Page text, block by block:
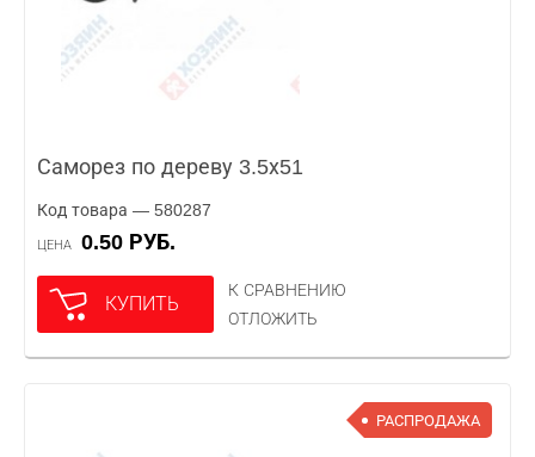
Саморез по дереву 3.5х51
Код товара — 580287
ЦЕНА 0.50 РУБ.
КУПИТЬ
К СРАВНЕНИЮ
ОТЛОЖИТЬ
РАСПРОДАЖА